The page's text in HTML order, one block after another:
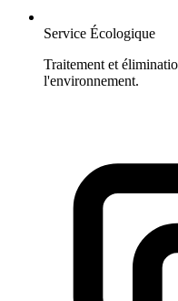
Service Écologique
Traitement et
l'environnement.